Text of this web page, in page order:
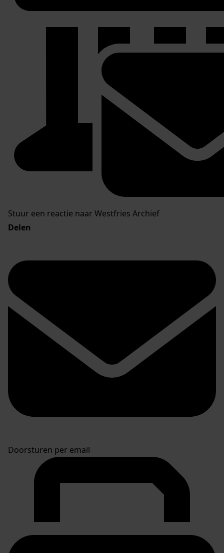
Stuur een reactie naar Westfries Archief
Delen
Doorsturen per email